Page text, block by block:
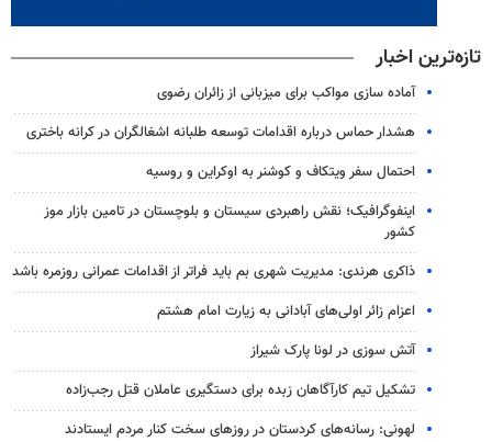
تازه‌ترین اخبار
آماده سازی مواکب برای میزبانی از زائران رضوی
هشدار حماس درباره اقدامات توسعه طلبانه اشغالگران در کرانه باختری
احتمال سفر ویتکاف و کوشنر به اوکراین و روسیه
اینفوگرافیک؛ نقش راهبردی سیستان و بلوچستان در تامین بازار موز
کشور
ذاکری هرندی: مدیریت شهری بم باید فراتر از اقدامات عمرانی روزمره باشد
اعزام زائر اولی‌های آبادانی به زیارت امام هشتم
آتش سوزی در لونا پارک شیراز
تشکیل تیم کارآگاهان زبده برای دستگیری عاملان قتل رجب‌زاده
لهونی: رسانه‌های کردستان در روزهای سخت کنار مردم ایستادند